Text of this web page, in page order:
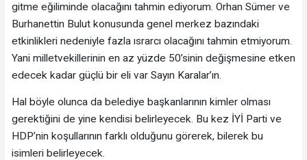
gitme eğiliminde olacağını tahmin ediyorum. Orhan Sümer ve
Burhanettin Bulut konusunda genel merkez bazındaki
etkinlikleri nedeniyle fazla ısrarcı olacağını tahmin etmiyorum.
Yani milletvekillerinin en az yüzde 50’sinin değişmesine etken
edecek kadar güçlü bir eli var Sayın Karalar’ın.
Hal böyle olunca da belediye başkanlarının kimler olması
gerektiğini de yine kendisi belirleyecek. Bu kez İYİ Parti ve
HDP’nin koşullarının farklı olduğunu görerek, bilerek bu
isimleri belirleyecek.